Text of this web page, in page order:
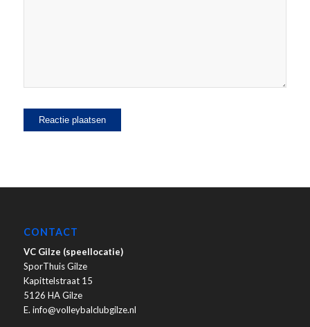
CONTACT
VC Gilze (speellocatie)
SporThuis Gilze
Kapittelstraat 15
5126 HA Gilze
E. info@volleybalclubgilze.nl